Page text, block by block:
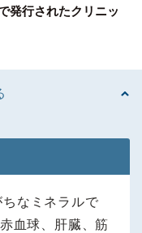
発行されたクリニッ
なミネラルで
血球、肝臓、筋